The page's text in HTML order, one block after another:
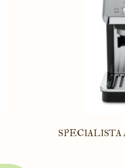
SPECIALISTA